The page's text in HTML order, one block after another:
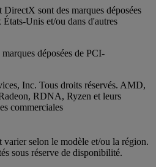
sont des marques déposées
Unis et/ou dans d'autres
déposées de PCI-
Inc. Tous droits réservés. AMD,
RDNA, Ryzen et leurs
commerciales
varier selon le modèle et/ou la région.
sous réserve de disponibilité.